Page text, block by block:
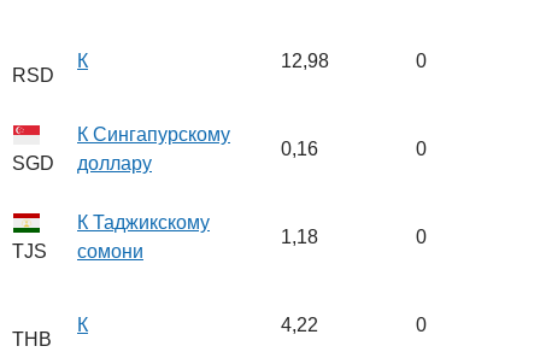
RSD
К 12,98 0
SGD
К Сингапурскому
доллару
0,16 0
TJS
К Таджикскому
сомони
1,18 0
THB
К 4,22 0